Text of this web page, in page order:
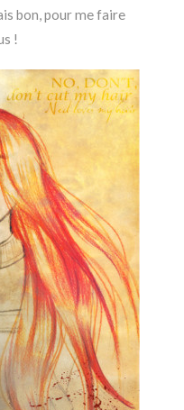
bon, pour me faire
!